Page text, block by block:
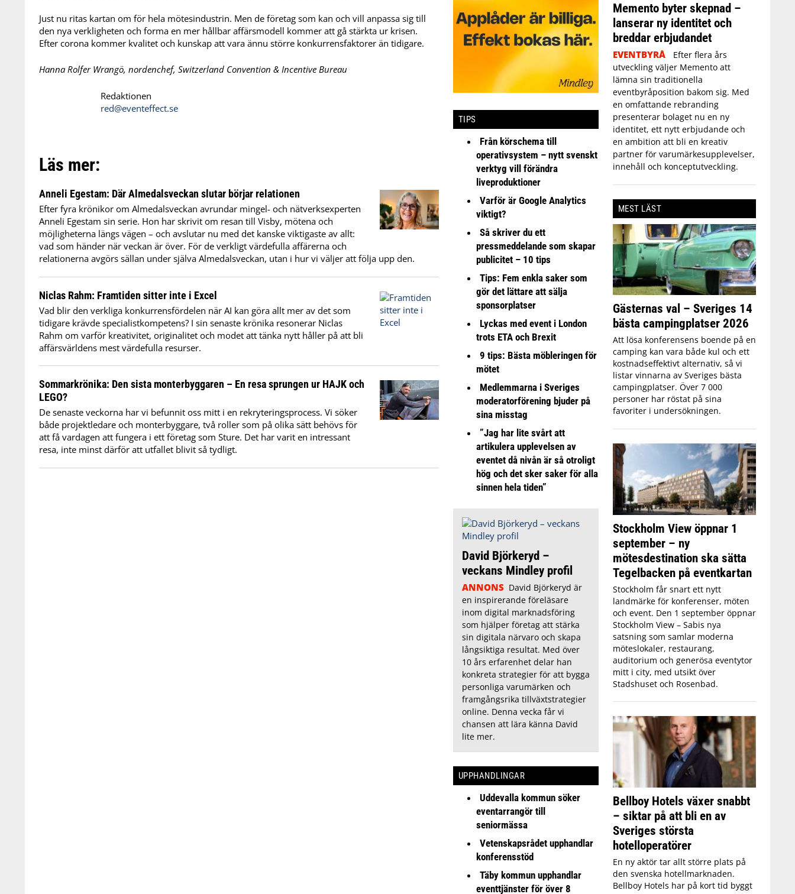
Just nu ritas kartan om för hela mötesindustrin. Men de företag som kan och vill anpassa sig till
den nya verkligheten och forma en mer hållbar affärsmodell kommer att gå stärkta ur krisen.
Efter corona kommer kvalitet och kunskap att vara ännu större konkurrensfaktorer än tidigare.
Hanna Rolfer Wrangö, nordenchef, Switzerland Convention & Incentive Bureau
Redaktionen
red@eventeffect.se
Läs mer:
Anneli Egestam: Där Almedalsveckan slutar börjar relationen
Efter fyra krönikor om Almedalsveckan avrundar mingel- och nätverksexperten
Anneli Egestam sin serie. Hon har skrivit om resan till Visby, mötena och
möjligheterna längs vägen – och avslutar nu med det kanske viktigaste av allt:
vad som händer när veckan är över. För de verkligt värdefulla affärerna och
relationerna avgörs sällan under själva Almedalsveckan, utan i hur vi väljer att följa upp den.
Niclas Rahm: Framtiden sitter inte i Excel
Vad blir den verkliga konkurrensfördelen när AI kan göra allt mer av det som
tidigare krävde specialistkompetens? I sin senaste krönika resonerar Niclas
Rahm om varför kreativitet, originalitet och modet att tänka nytt håller på att bli
affärsvärldens mest värdefulla resurser.
Sommarkrönika: Den sista monterbyggaren – En resa sprungen ur HAJK och
LEGO?
De senaste veckorna har vi befunnit oss mitt i en rekryteringsprocess. Vi söker
både projektledare och monterbyggare, två roller som på olika sätt behövs för
att få vardagen att fungera i ett företag som Sture. Det har varit en intressant
resa, inte minst därför att utfallet blivit så tydligt.
TIPS
Från körschema till
operativsystem – nytt svenskt
verktyg vill förändra
liveproduktioner
Varför är Google Analytics
viktigt?
Så skriver du ett
pressmeddelande som skapar
publicitet – 10 tips
Tips: Fem enkla saker som
gör det lättare att sälja
sponsorplatser
Lyckas med event i London
trots ETA och Brexit
9 tips: Bästa möbleringen för
mötet
Medlemmarna i Sveriges
moderatorförening bjuder på
sina misstag
”Jag har lite svårt att
artikulera upplevelsen av
eventet då nivån är så otroligt
hög och det sker saker för alla
sinnen hela tiden”
David Björkeryd –
veckans Mindley profil
ANNONS David Björkeryd är
en inspirerande föreläsare
inom digital marknadsföring
som hjälper företag att stärka
sin digitala närvaro och skapa
långsiktiga resultat. Med över
10 års erfarenhet delar han
konkreta strategier för att bygga
personliga varumärken och
framgångsrika tillväxtstrategier
online. Denna vecka får vi
chansen att lära känna David
lite mer.
UPPHANDLINGAR
Uddevalla kommun söker
eventarrangör till
seniormässa
Vetenskapsrådet upphandlar
konferensstöd
Täby kommun upphandlar
eventtjänster för över 8
Memento byter skepnad –
lanserar ny identitet och
breddar erbjudandet
EVENTBYRÅ
Efter flera års
utveckling väljer Memento att
lämna sin traditionella
eventbyråposition bakom sig. Med
en omfattande rebranding
presenterar bolaget nu en ny
identitet, ett nytt erbjudande och
en ambition att bli en kreativ
partner för varumärkesupplevelser,
innehåll och konceptutveckling.
MEST LÄST
Gästernas val – Sveriges 14
bästa campingplatser 2026
Att lösa konferensens boende på en
camping kan vara både kul och ett
kostnadseffektivt alternativ, så vi
listar vinnarna av Sveriges bästa
campingplatser. Över 7 000
personer har röstat på sina
favoriter i undersökningen.
Stockholm View öppnar 1
september – ny
mötesdestination ska sätta
Tegelbacken på eventkartan
Stockholm får snart ett nytt
landmärke för konferenser, möten
och event. Den 1 september öppnar
Stockholm View – Sabis nya
satsning som samlar moderna
möteslokaler, restaurang,
auditorium och generösa eventytor
mitt i city, med utsikt över
Stadshuset och Rosenbad.
Bellboy Hotels växer snabbt
– siktar på att bli en av
Sveriges största
hotelloperatörer
En ny aktör tar allt större plats på
den svenska hotellmarknaden.
Bellboy Hotels har på kort tid byggt